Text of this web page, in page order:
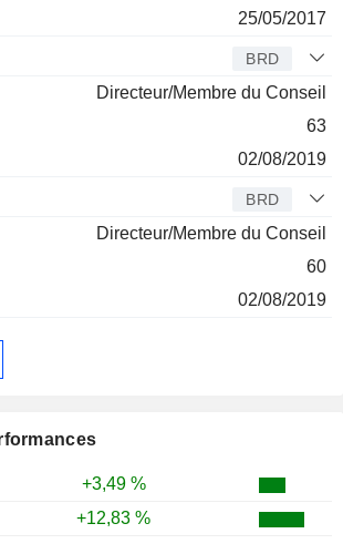
+3,49 %
+12,83 %
25/05/2017
BRD
Directeur/Membre du Conseil
63
02/08/2019
BRD
Directeur/Membre du Conseil
60
02/08/2019